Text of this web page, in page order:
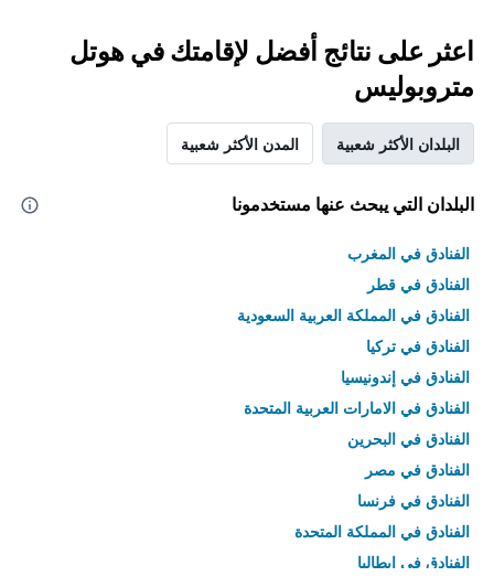
اعثر على نتائج أفضل لإقامتك في هوتل
متروبوليس
البلدان الأكثر شعبية المدن الأكثر شعبية
البلدان التي يبحث عنها مستخدمونا
الفنادق في المغرب
الفنادق في قطر
الفنادق في المملكة العربية السعودية
الفنادق في تركيا
الفنادق في إندونيسيا
الفنادق في الامارات العربية المتحدة
الفنادق في البحرين
الفنادق في مصر
الفنادق في فرنسا
الفنادق في المملكة المتحدة
الفنادق في إيطاليا